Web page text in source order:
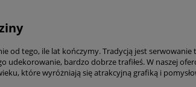
od tego, ile lat kończymy. Tradycją jest
udekorowanie, bardzo dobrze trafiłeś. W naszej
które wyróżniają się atrakcyjną grafiką i